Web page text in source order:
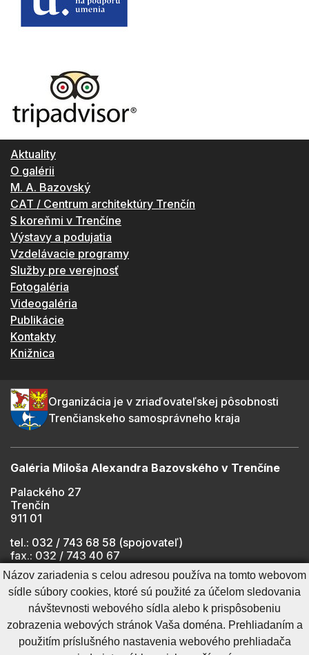
Aktuality
O galérii
M. A. Bazovský
CAT / Centrum architektúry Trenčín
S koreňmi v Trenčíne
Výstavy a podujatia
Vzdelávacie programy
Služby pre verejnosť
Fotogaléria
Videogaléria
Publikácie
Kontakty
Knižnica
Organizácia je v zriaďovateľskej pôsobnosti
Trenčianskeho samosprávneho kraja
Galéria Miloša Alexandra Bazovského v Trenčíne
Palackého 27
Trenčín
911 01
tel.: 032 / 743 68 58 (spojovateľ)
fax.: 032 / 743 40 67
e-mail:
info@gmab.sk
Cookies nastavenie
Ochrana osobných údajov
Cookies - viac informácií
Vyhlásenie o prístupnosti
Technický prevádzkovateľ
Správca obsahu
Názov zariadenia s celou adresou používa na tomto webovom
sídle súbory cookies, ktoré sú použité za účelom sledovania
návštevnosti webového sídla alebo k prispôsobeniu
zobrazenia webových stránok Vaša doména. Prehliadaním a
použitím príslušného nastavenia webového prehliadača